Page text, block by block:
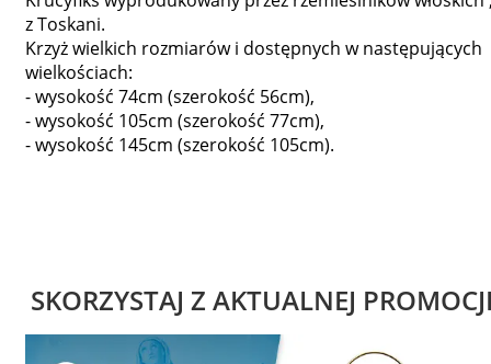
z Toskani.
Krzyż wielkich rozmiarów i dostępnych w następujących
wielkościach:
- wysokość 74cm (szerokość 56cm),
- wysokość 105cm (szerokość 77cm),
- wysokość 145cm (szerokość 105cm).
SKORZYSTAJ Z AKTUALNEJ